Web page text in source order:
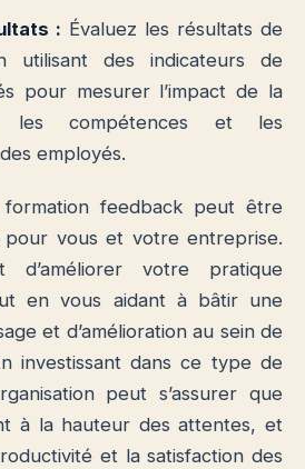
: Évaluez les résultats de
utilisant des indicateurs de
pour mesurer l’impact de la
les compétences et les
employés.
feedback peut être
vous et votre entreprise.
d’améliorer votre pratique
en vous aidant à bâtir une
et d’amélioration au sein de
investissant dans ce type de
peut s’assurer que
à la hauteur des attentes, et
et la satisfaction des